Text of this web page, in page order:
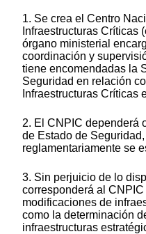
1. Se crea el Centro
Infraestructuras Críticas
órgano ministerial
coordinación y
tiene encomendadas la
Seguridad en relación
Infraestructuras Críticas
2. El CNPIC dependerá
de Estado de
reglamentariamente se
3. Sin perjuicio de lo
corresponderá al
modificaciones de
como la determinación
infraestructuras